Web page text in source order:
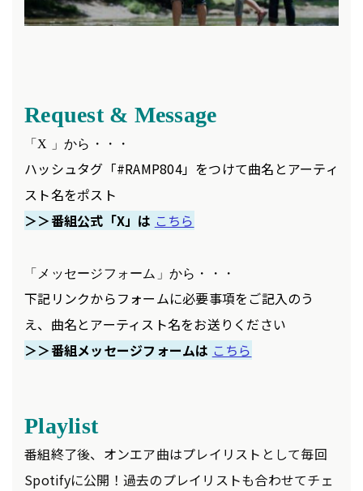
Request & Message
「X 」から・・・
ハッシュタグ「#RAMP804」をつけて曲名とアーティ
スト名をポスト
＞＞番組公式「X」は こちら
「メッセージフォーム」から・・・
下記リンクからフォームに必要事項をご記入のう
え、曲名とアーティスト名をお送りください
＞＞番組メッセージフォームは こちら
Playlist
番組終了後、オンエア曲はプレイリストとして毎回
Spotifyに公開！過去のプレイリストも合わせてチェ